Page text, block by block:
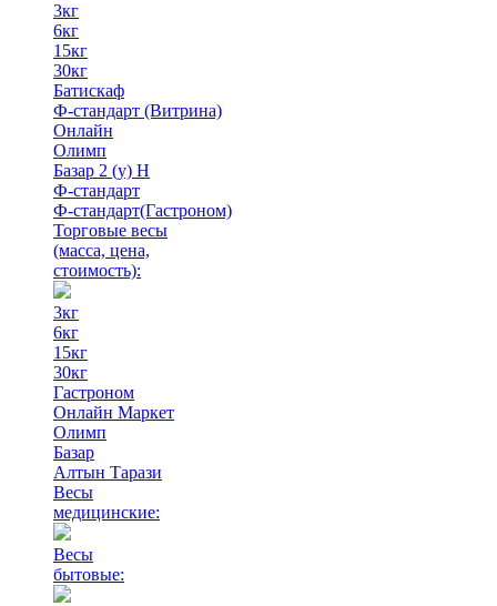
3кг
6кг
15кг
30кг
Батискаф
Ф-стандарт (Витрина)
Онлайн
Олимп
Базар 2 (у) Н
Ф-стандарт
Ф-стандарт(Гастроном)
Торговые весы
(масса, цена,
стоимость):
3кг
6кг
15кг
30кг
Гастроном
Онлайн Маркет
Олимп
Базар
Алтын Тарази
Весы
медицинские:
Весы
бытовые: